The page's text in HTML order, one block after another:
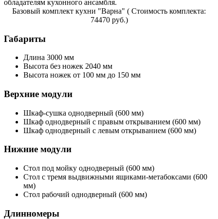
обладателям кухонного ансамбля.
Базовый комплект кухни "Варна" ( Стоимость комплекта:
74470 руб.)
Габариты
Длина 3000 мм
Высота без ножек 2040 мм
Высота ножек от 100 мм до 150 мм
Верхние модули
Шкаф-сушка однодверный (600 мм)
Шкаф однодверный с правым открыванием (600 мм)
Шкаф однодверный с левым открыванием (600 мм)
Нижние модули
Стол под мойку однодверный (600 мм)
Стол с тремя выдвижными ящиками-метабоксами (600
мм)
Стол рабочий однодверный (600 мм)
Длинномеры